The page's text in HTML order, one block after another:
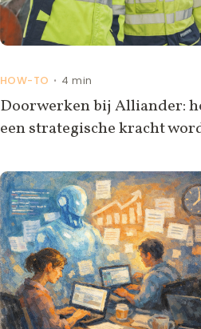
HOW-TO • 4 min
Doorwerken bij Alliander:
een strategische kracht